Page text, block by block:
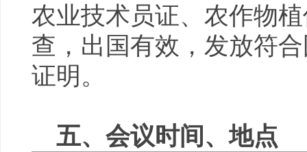
农业技术员证、农作物
查，出国有效，发放符
证明。
五、会议时间、地点